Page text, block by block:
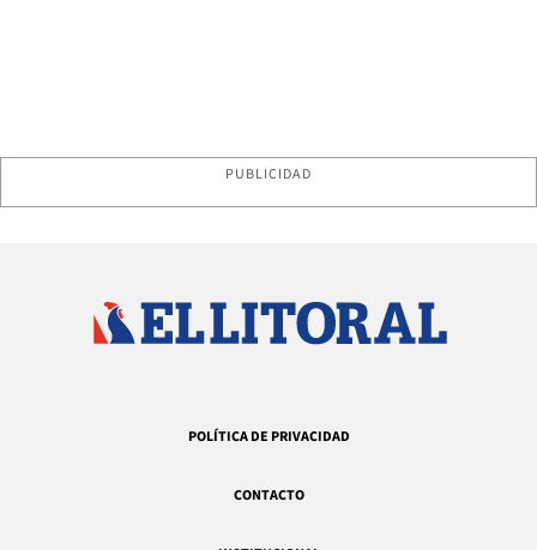
PUBLICIDAD
POLÍTICA DE PRIVACIDAD
CONTACTO